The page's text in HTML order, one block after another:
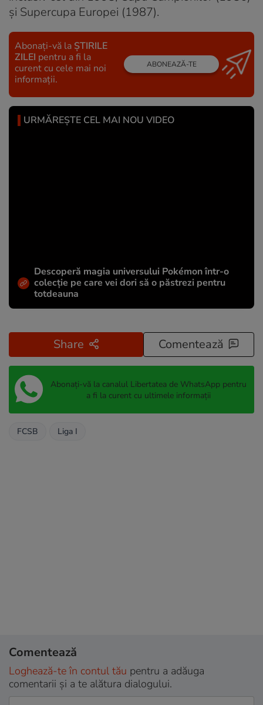
și Supercupa Europei (1987).
Abonați-vă la ȘTIRILE
ZILEI pentru a fi la
curent cu cele mai noi
informații.
ABONEAZĂ-TE
URMĂREȘTE CEL MAI NOU VIDEO
Descoperă magia universului Pokémon într-o
colecție pe care vei dori să o păstrezi pentru
totdeauna
Share Comentează
Abonați-vă la canalul Libertatea de WhatsApp pentru
a fi la curent cu ultimele informații
FCSB Liga I
Comentează
Loghează-te în contul tău pentru a adăuga
comentarii și a te alătura dialogului.